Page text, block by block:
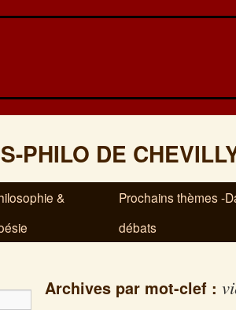
PHILO DE
&
Prochains thèmes -
débats
Archives par mot-clef :